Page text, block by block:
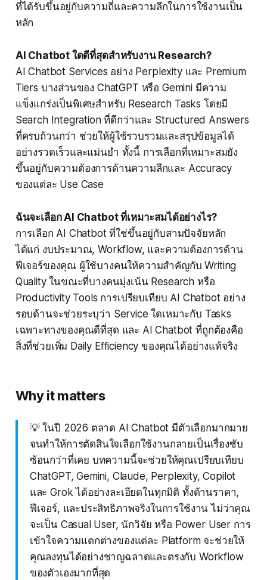
ที่ได้รับขึ้นอยู่กับความถี่และความลึกในการใช้งานเป็น
หลัก
AI Chatbot ใดดีที่สุดสำหรับงาน Research?
AI Chatbot Services อย่าง Perplexity และ Premium
Tiers บางส่วนของ ChatGPT หรือ Gemini มีความ
แข็งแกร่งเป็นพิเศษสำหรับ Research Tasks โดยมี
Search Integration ที่ดีกว่าและ Structured Answers
ที่ครบถ้วนกว่า ช่วยให้ผู้ใช้รวบรวมและสรุปข้อมูลได้
อย่างรวดเร็วและแม่นยำ ทั้งนี้ การเลือกที่เหมาะสมยัง
ขึ้นอยู่กับความต้องการด้านความลึกและ Accuracy
ของแต่ละ Use Case
ฉันจะเลือก AI Chatbot ที่เหมาะสมได้อย่างไร?
การเลือก AI Chatbot ที่ใช่ขึ้นอยู่กับสามปัจจัยหลัก
ได้แก่ งบประมาณ, Workflow, และความต้องการด้าน
ฟีเจอร์ของคุณ ผู้ใช้บางคนให้ความสำคัญกับ Writing
Quality ในขณะที่บางคนมุ่งเน้น Research หรือ
Productivity Tools การเปรียบเทียบ AI Chatbot อย่าง
รอบด้านจะช่วยระบุว่า Service ใดเหมาะกับ Tasks
เฉพาะทางของคุณดีที่สุด และ AI Chatbot ที่ถูกต้องคือ
สิ่งที่ช่วยเพิ่ม Daily Efficiency ของคุณได้อย่างแท้จริง
Why it matters
💡 ในปี 2026 ตลาด AI Chatbot มีตัวเลือกมากมาย
จนทำให้การตัดสินใจเลือกใช้งานกลายเป็นเรื่องซับ
ซ้อนกว่าที่เคย บทความนี้จะช่วยให้คุณเปรียบเทียบ
ChatGPT, Gemini, Claude, Perplexity, Copilot
และ Grok ได้อย่างละเอียดในทุกมิติ ทั้งด้านราคา,
ฟีเจอร์, และประสิทธิภาพจริงในการใช้งาน ไม่ว่าคุณ
จะเป็น Casual User, นักวิจัย หรือ Power User การ
เข้าใจความแตกต่างของแต่ละ Platform จะช่วยให้
คุณลงทุนได้อย่างชาญฉลาดและตรงกับ Workflow
ของตัวเองมากที่สุด